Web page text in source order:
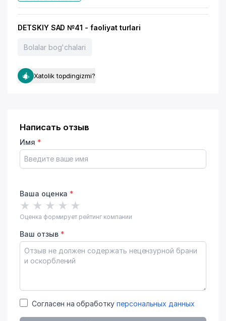
DETSKIY SAD №41 - faoliyat turlari
Bolalar bog'chalari
Xatolik topdingizmi?
Написать отзыв
Имя *
Ваша оценка *
★ ★ ★ ★ ★
Оценка формирует рейтинг компании
Ваш отзыв *
Согласен на обработку персональных данных